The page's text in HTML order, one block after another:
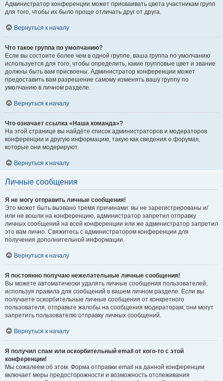
Администратор конференции может присваивать цвета участникам групп
для того, чтобы их было проще отличать друг от друга.
Вернуться к началу
Что такое группа по умолчанию?
Если вы состоите более чем в одной группе, ваша группа по умолчанию
используется для того, чтобы определить, какие групповые цвет и звание
должны быть вам присвоены. Администратор конференции может
предоставить вам разрешение самому изменять вашу группу по
умолчанию в личном разделе.
Вернуться к началу
Что означает ссылка «Наша команда»?
На этой странице вы найдёте список администраторов и модераторов
конференции и другую информацию, такую как сведения о форумах,
которые они модерируют.
Вернуться к началу
Личные сообщения
Я не могу отправить личные сообщения!
Это может быть вызвано тремя причинами: вы не зарегистрированы и/
или не вошли на конференцию, администратор запретил отправку
личных сообщений на всей конференции или же администратор запретил
это вам лично. Свяжитесь с администратором конференции для
получения дополнительной информации.
Вернуться к началу
Я постоянно получаю нежелательные личные сообщения!
Вы можете автоматически удалять личные сообщения пользователей,
используя правила для сообщений в вашем личном разделе. Если вы
получаете оскорбительные личные сообщения от конкретного
пользователя, отправьте жалобы на сообщения модераторам; они могут
запретить пользователю отправку личных сообщений.
Вернуться к началу
Я получил спам или оскорбительный email от кого-то с этой
конференции!
Мы сожалеем об этом. Форма отправки email на данной конференции
включает меры предосторожности и возможность отслеживания